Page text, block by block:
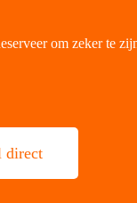
om zeker te
direct